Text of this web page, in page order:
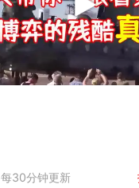
每30分钟更新